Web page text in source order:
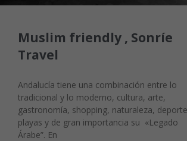
Muslim friendly , Sonríe
Travel
Andalucía tiene una combinación entre lo
tradicional y lo moderno, cultura, arte,
gastronomía, shopping, naturaleza,
playas y de gran importancia su «Legado
Árabe”. En